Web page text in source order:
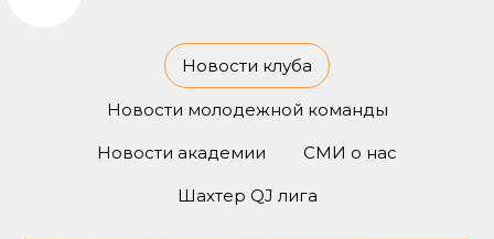
Новости клуба
Новости молодежной команды
Новости академии СМИ о нас
Шахтер QJ лига